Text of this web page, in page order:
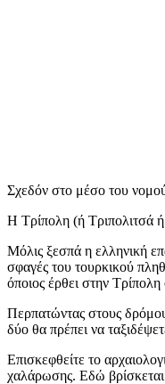
Σχεδόν στο μέσο του
Η Τρίπολη (ή Τριπολιτσά
Μόλις ξεσπά η ελληνική
σφαγές του τουρκικού
όποιος έρθει στην
Περπατώντας στους
δύο θα πρέπει να
Επισκεφθείτε το
χαλάρωσης. Εδώ βρίσκεται